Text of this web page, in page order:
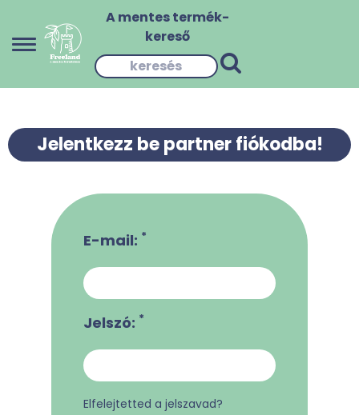
A mentes termék-
kereső
Jelentkezz be partner fiókodba!
E-mail: *
Jelszó: *
Elfelejtetted a jelszavad?